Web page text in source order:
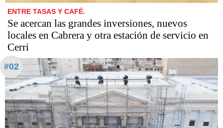
ENTRE TASAS Y CAFÉ.
Se acercan las grandes inversiones, nuevos
locales en Cabrera y otra estación de servicio en
Cerri
#02